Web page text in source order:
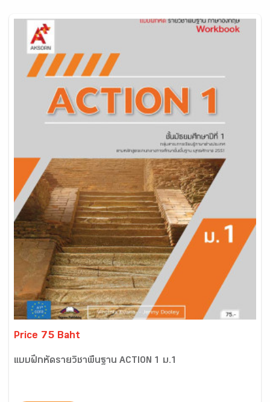
Price 75 Baht
แบบฝึกหัดรายวิชาพื้นฐาน ACTION 1 ม.1